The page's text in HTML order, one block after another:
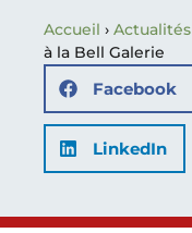
Accueil › Actualités
à la Bell Galerie
Facebook
LinkedIn